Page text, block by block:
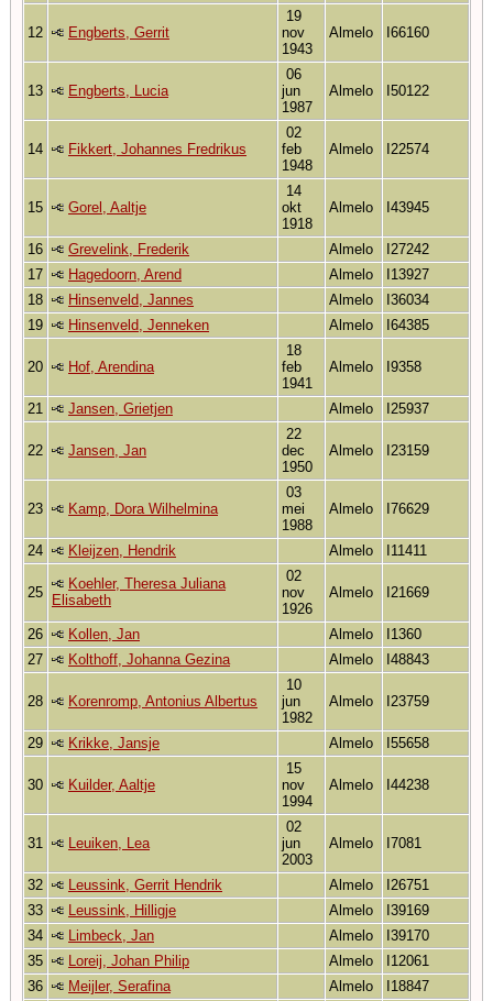
12 Engberts, Gerrit
19
nov
1943
Almelo I66160
13 Engberts, Lucia
06
jun
1987
Almelo I50122
14 Fikkert, Johannes Fredrikus
02
feb
1948
Almelo I22574
15 Gorel, Aaltje
14
okt
1918
Almelo I43945
16 Grevelink, Frederik Almelo
I27242
17
Hagedoorn, Arend Almelo
I13927
18
Hinsenveld, Jannes Almelo
I36034
19
Hinsenveld, Jenneken Almelo I64385
20 Hof, Arendina
18
feb
1941
Almelo I9358
21 Jansen, Grietjen Almelo I25937
22 Jansen, Jan
22
dec
1950
Almelo I23159
23 Kamp, Dora Wilhelmina
03
mei
1988
Almelo I76629
24 Kleijzen, Hendrik Almelo I11411
25
Koehler, Theresa Juliana
Elisabeth
02
nov
1926
Almelo I21669
26 Kollen, Jan Almelo
I1360
27
Kolthoff, Johanna Gezina Almelo I48843
28 Korenromp, Antonius Albertus
10
jun
1982
Almelo I23759
29 Krikke, Jansje Almelo I55658
30 Kuilder, Aaltje
15
nov
1994
Almelo I44238
31 Leuiken, Lea
02
jun
2003
Almelo I7081
32 Leussink, Gerrit Hendrik Almelo
I26751
33
Leussink, Hilligje Almelo
I39169
34
Limbeck, Jan Almelo
I39170
35
Loreij, Johan Philip Almelo
I12061
36
Meijler, Serafina Almelo
I18847